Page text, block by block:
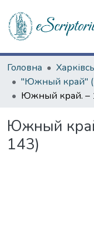
Головна
Южный
143)